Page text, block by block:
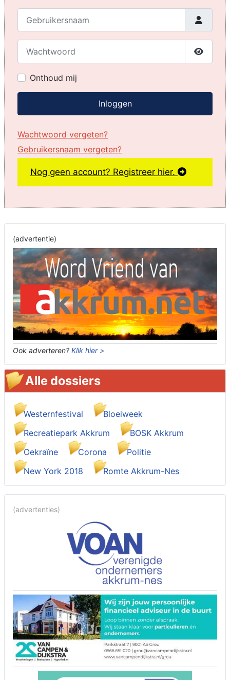
Toon
Onthoud mij
Inloggen
Wachtwoord vergeten?
Gebruikersnaam vergeten?
Nog geen account? Registreer hier.
(advertentie)
Ook adverteren? Klik hier >
Alle dossiers
Westernfestival
Bloeiweek
Recreatiepark Akkrum
BOSK Akkrum
Oekraïne
Corona
Politie
New York 2018
Romte Akkrum-Nes
(advertenties)